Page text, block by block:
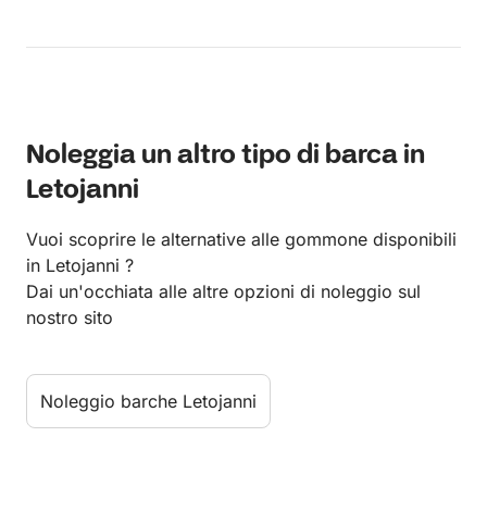
Noleggia un altro tipo di barca in
Letojanni
Vuoi scoprire le alternative alle gommone disponibili
in Letojanni ?
Dai un'occhiata alle altre opzioni di noleggio sul
nostro sito
Noleggio barche Letojanni